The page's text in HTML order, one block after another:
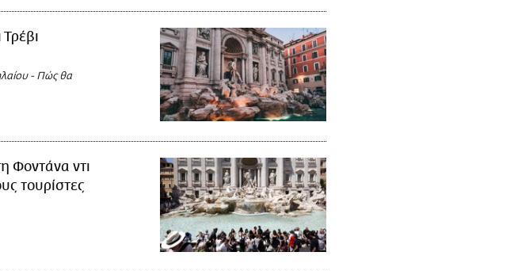
- Πώς θα
Φοντάνα ντι
τουρίστες